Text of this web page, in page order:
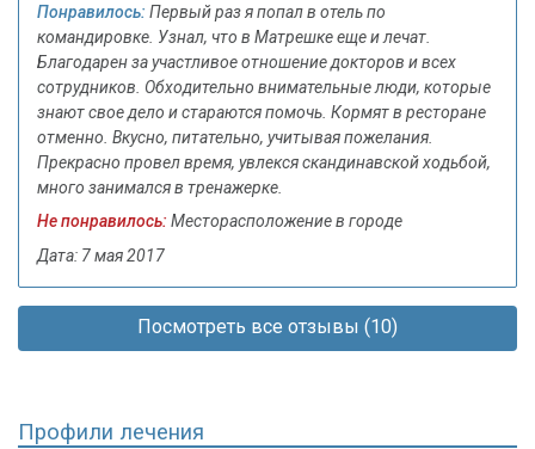
Понравилось: Первый раз я попал в отель по
командировке. Узнал, что в Матрешке еще и лечат.
Благодарен за участливое отношение докторов и всех
сотрудников. Обходительно внимательные люди, которые
знают свое дело и стараются помочь. Кормят в ресторане
отменно. Вкусно, питательно, учитывая пожелания.
Прекрасно провел время, увлекся скандинавской ходьбой,
много занимался в тренажерке.
Не понравилось: Месторасположение в городе
Дата: 7 мая 2017
Посмотреть все отзывы (10)
Профили лечения